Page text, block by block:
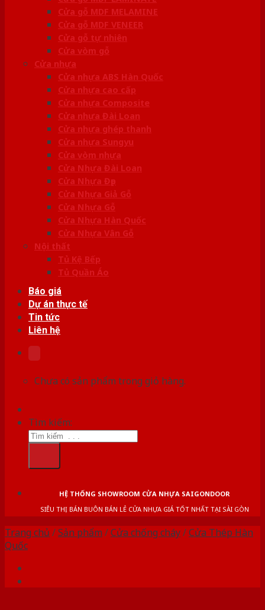
Cửa gỗ MDF MELAMINE
Cửa gỗ MDF VENEER
Cửa gỗ tự nhiên
Cửa vòm gỗ
Cửa nhựa
Cửa nhựa ABS Hàn Quốc
Cửa nhựa cao cấp
Cửa nhựa Composite
Cửa nhựa Đài Loan
Cửa nhựa ghép thanh
Cửa nhựa Sungyu
Cửa vòm nhựa
Cửa Nhựa Đài Loan
Cửa Nhựa Đẹp
Cửa Nhựa Giả Gỗ
Cửa Nhựa Gỗ
Cửa Nhựa Hàn Quốc
Cửa Nhựa Vân Gỗ
Nội thất
Tủ Kệ Bếp
Tủ Quần Áo
Báo giá
Dự án thực tế
Tin tức
Liên hệ
Chưa có sản phẩm trong giỏ hàng.
Tìm kiếm:
HỆ THỐNG SHOWROOM CỬA NHỰA SAIGONDOOR
SIÊU THỊ BÁN BUÔN BÁN LẺ CỬA NHỰA GIÁ TỐT NHẤT TẠI SÀI GÒN
Trang chủ /Sản phẩm /Cửa chống cháy/Cửa Thép Hàn
Quốc